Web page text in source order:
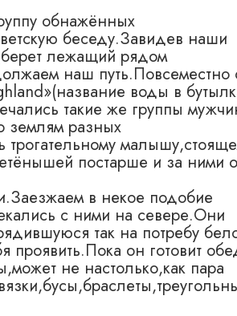
обнажённых
беседу.Завидев наши
лежащий рядом
наш путь.Повсеместно
воды в
такие же группы
землям разных
постарше и за ними
в некое подобие
с ними на севере.Они
так на потребу
проявить.Пока он готовит
не настолько,как пара